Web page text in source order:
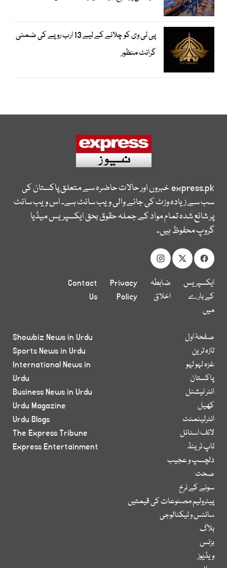
پی ٹی وی کو چلانے کے لیے 13 ارب روپے کی ضمنی
گرانٹ منظور
express.pkخبروں اور حالات حاضرہ سے متعلق پاکستان کی
سب سے زیادہ وزٹ کی جانے والی ویب سائٹ ہے۔ اس ویب سائٹ
پر شائع شدہ تمام مواد کے جملہ حقوق بحق ایکسپریس میڈیا
گروپ محفوظ ہیں۔
ایکسپریس
کے بارے
میں
ضابطہ
اخلاق
Privacy
Policy
Contact
Us
صفحۂ اول
تازہ ترین
غزہ لہو لہو
پاکستان
انٹر نیشنل
کھیل
انٹرٹینمنٹ
لائف اسٹائل
ٹاپ ٹرینڈ
دلچسپ و عجیب
صحت
سونے کے نرخ
پیٹرولیم مصنوعات کی قیمتیں
سائنس و ٹیکنالوجی
بلاگ
بزنس
ویڈیوز
Showbiz News in Urdu
Sports News in Urdu
International News in
Urdu
Business News in Urdu
Urdu Magazine
Urdu Blogs
The Express Tribune
Express Entertainment